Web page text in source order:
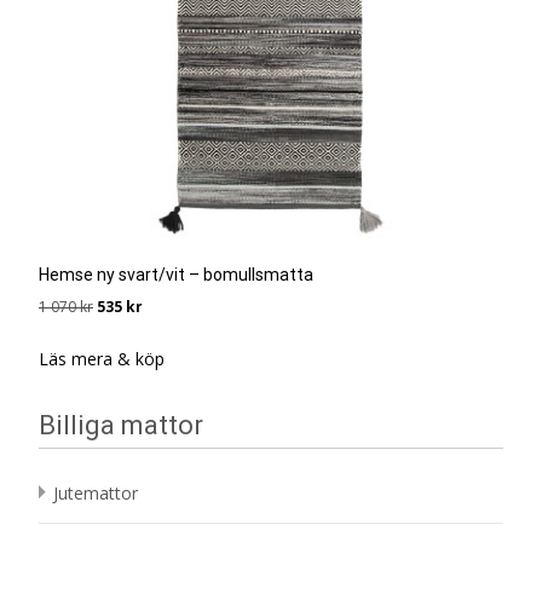
Hemse ny svart/vit – bomullsmatta
1 070kr Det
priset
070 kr.
535 krDet
priset
Läs mera & köp
Billiga mattor
Jutemattor